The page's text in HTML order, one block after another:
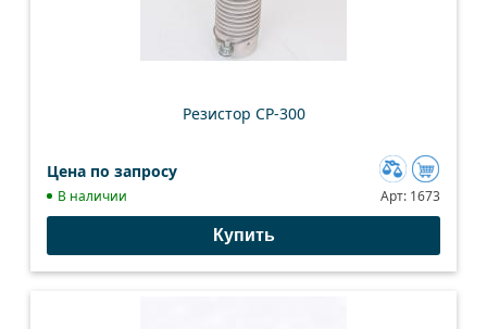
Резистор СР-300
Цена по запросу
Добавить
к
В наличии Арт: 1673
Купить